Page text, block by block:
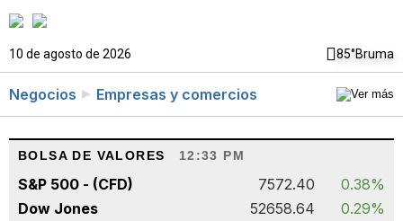
10 de agosto de 2026 85°Bruma
Negocios Empresas y comercios
BOLSA DE VALORES 12:33 PM
S&P 500 - (CFD) 7572.40
0.38%
Dow Jones
52658.64
0.29%